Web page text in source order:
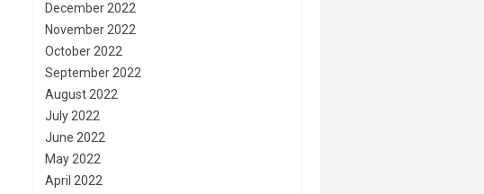
December 2022
November 2022
October 2022
September 2022
August 2022
July 2022
June 2022
May 2022
April 2022